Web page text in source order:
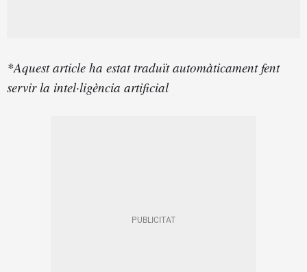
*Aquest article ha estat traduït automàticament fent
servir la intel·ligència artificial